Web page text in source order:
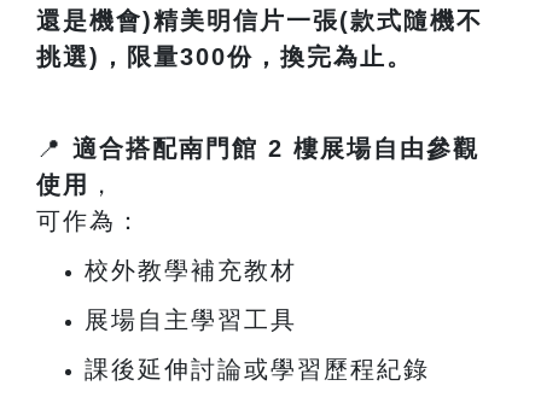
還是機會)精美明信片一張(款式隨機不
挑選)，限量300份，換完為止。
📍 適合搭配南門館 2 樓展場自由參觀
使用
，
可作為：
校外教學補充教材
展場自主學習工具
課後延伸討論或學習歷程紀錄